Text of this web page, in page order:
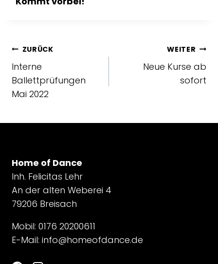
BEITRAGSNAVIGATION
ZURÜCK
Interne
Ballettprüfungen
Mai 2022
WEITER
Neue Kurse ab
sofort
Home of Dance
Inh. Felicitas Lehr
An der alten Weberei 4
79206 Breisach
Mobil: 0176 20200611
E-Mail: info@homeofdance.de